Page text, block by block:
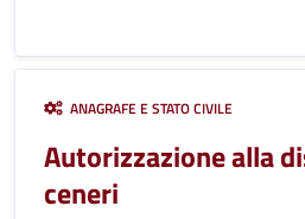
ANAGRAFE E STATO CIVILE
Autorizzazione alla
ceneri